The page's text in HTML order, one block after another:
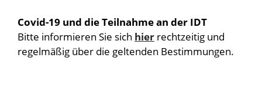
Covid-19 und die Teilnahme an der IDT
Bitte informieren Sie sich hier rechtzeitig und
regelmäßig über die geltenden Bestimmungen.